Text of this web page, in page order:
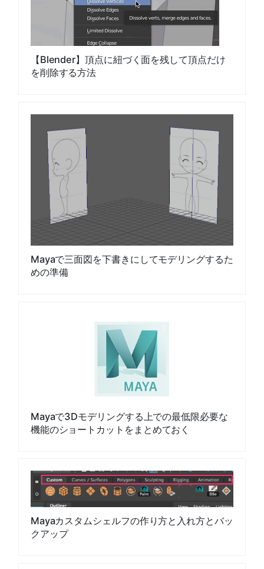
【Blender】頂点に紐づく面を残して頂点だけ
を削除する方法
Mayaで三面図を下書きにしてモデリングするた
めの準備
Mayaで3Dモデリングする上での最低限必要な
機能のショートカットをまとめておく
Mayaカスタムシェルフの作り方と入れ方とバッ
クアップ